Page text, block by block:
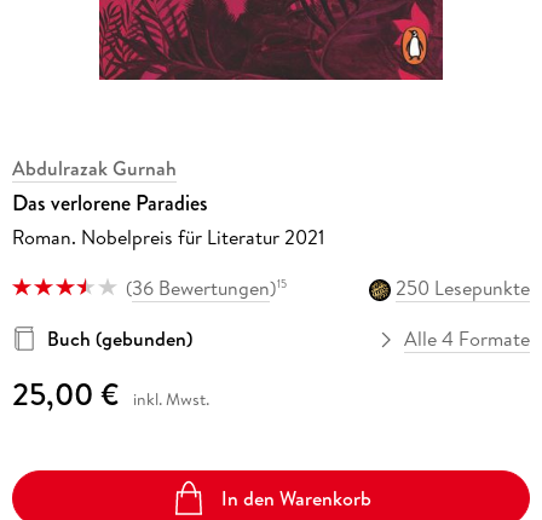
Abdulrazak Gurnah
Das verlorene Paradies
Roman. Nobelpreis für Literatur 2021
(36 Bewertungen)15
250 Lesepunkte
Buch (gebunden)
Alle 4 Formate
25,00 € inkl. Mwst.
In den Warenkorb